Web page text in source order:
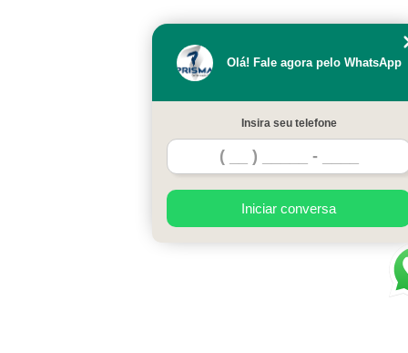
Olá! Fale agora pelo WhatsApp
Insira seu telefone
Iniciar conversa